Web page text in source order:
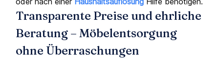
Transparente Preise und ehrliche
Beratung – Möbelentsorgung
ohne Überraschungen